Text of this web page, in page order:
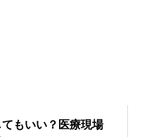
もいい？医療現場